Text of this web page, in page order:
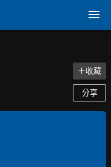
＋收藏
分享